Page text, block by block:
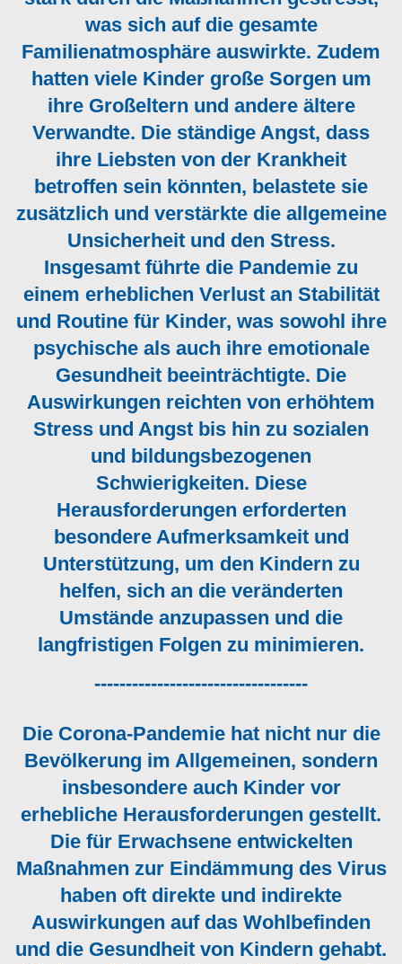
was sich auf die gesamte
Familienatmosphäre auswirkte. Zudem
hatten viele Kinder große Sorgen um
ihre Großeltern und andere ältere
Verwandte. Die ständige Angst, dass
ihre Liebsten von der Krankheit
betroffen sein könnten, belastete sie
zusätzlich und verstärkte die allgemeine
Unsicherheit und den Stress.
Insgesamt führte die Pandemie zu
einem erheblichen Verlust an Stabilität
und Routine für Kinder, was sowohl ihre
psychische als auch ihre emotionale
Gesundheit beeinträchtigte. Die
Auswirkungen reichten von erhöhtem
Stress und Angst bis hin zu sozialen
und bildungsbezogenen
Schwierigkeiten. Diese
Herausforderungen erforderten
besondere Aufmerksamkeit und
Unterstützung, um den Kindern zu
helfen, sich an die veränderten
Umstände anzupassen und die
langfristigen Folgen zu minimieren.
----------------------------------
Die Corona-Pandemie hat nicht nur die
Bevölkerung im Allgemeinen, sondern
insbesondere auch Kinder vor
erhebliche Herausforderungen gestellt.
Die für Erwachsene entwickelten
Maßnahmen zur Eindämmung des Virus
haben oft direkte und indirekte
Auswirkungen auf das Wohlbefinden
und die Gesundheit von Kindern gehabt.